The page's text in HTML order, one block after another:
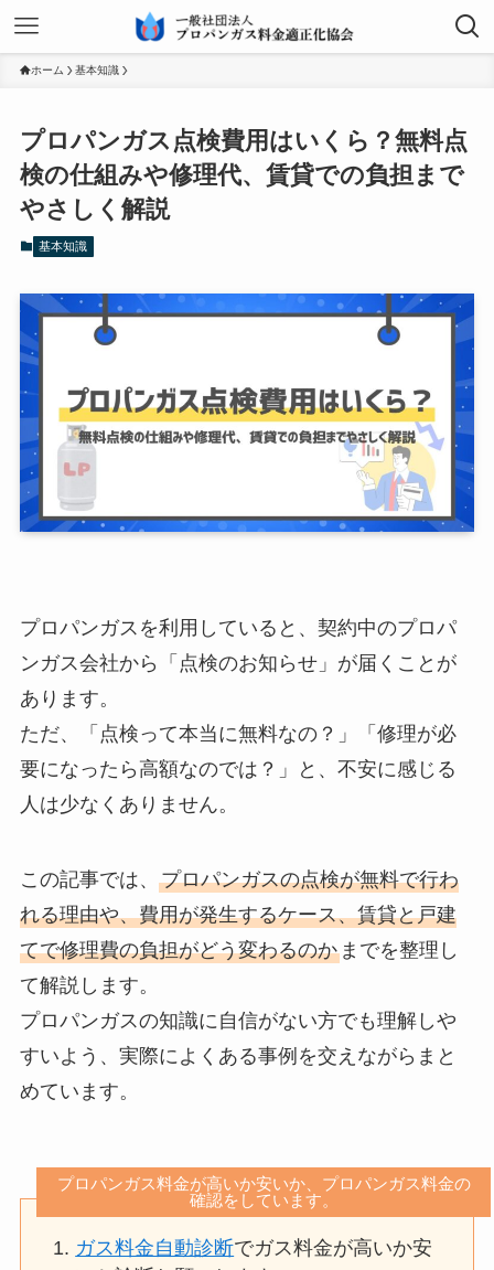
ホーム 基本知識
プロパンガス点検費用はいくら？無料点
検の仕組みや修理代、賃貸での負担まで
やさしく解説
基本知識
プロパンガスを利用していると、契約中のプロパ
ンガス会社から「点検のお知らせ」が届くことが
あります。
ただ、「点検って本当に無料なの？」「修理が必
要になったら高額なのでは？」と、不安に感じる
人は少なくありません。
この記事では、 プロパンガスの点検が無料で行わ
れる理由や、費用が発生するケース、賃貸と戸建
てで修理費の負担がどう変わるのかまでを整理し
て解説します。
プロパンガスの知識に自信がない方でも理解しや
すいよう、実際によくある事例を交えながらまと
めています。
プロパンガス料金が高いか安いか、プロパンガス料金の
確認をしています。
ガス料金自動診断でガス料金が高いか安